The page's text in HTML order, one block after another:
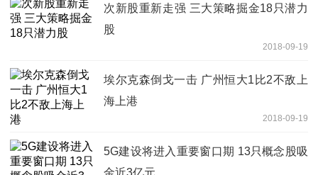
次新股重新走强 三大策略掘金18只潜力
股
2018-09-19
埃尔克森倒戈一击 广州恒大1比2不敌上
海上港
2018-09-19
5G建设将进入重要窗口期 13只概念股吸
金近3亿元